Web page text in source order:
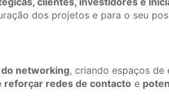
dos projetos e para o seu
networking, criando espaços
reforçar redes de contacto e